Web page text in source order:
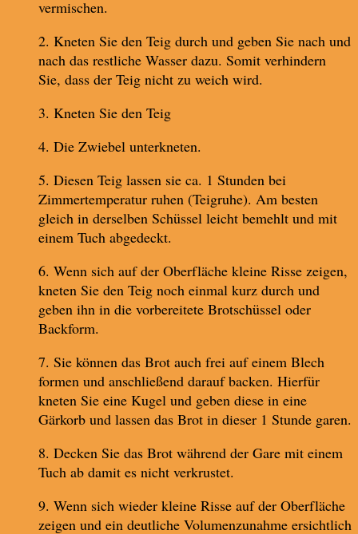
vermischen.
2. Kneten Sie den Teig durch und geben Sie nach und
nach das restliche Wasser dazu. Somit verhindern
Sie, dass der Teig nicht zu weich wird.
3. Kneten Sie den Teig
4. Die Zwiebel unterkneten.
5. Diesen Teig lassen sie ca. 1 Stunden bei
Zimmertemperatur ruhen (Teigruhe). Am besten
gleich in derselben Schüssel leicht bemehlt und mit
einem Tuch abgedeckt.
6. Wenn sich auf der Oberfläche kleine Risse zeigen,
kneten Sie den Teig noch einmal kurz durch und
geben ihn in die vorbereitete Brotschüssel oder
Backform.
7. Sie können das Brot auch frei auf einem Blech
formen und anschließend darauf backen. Hierfür
kneten Sie eine Kugel und geben diese in eine
Gärkorb und lassen das Brot in dieser 1 Stunde garen.
8. Decken Sie das Brot während der Gare mit einem
Tuch ab damit es nicht verkrustet.
9. Wenn sich wieder kleine Risse auf der Oberfläche
zeigen und ein deutliche Volumenzunahme ersichtlich